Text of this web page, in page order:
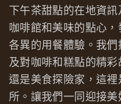
下午茶甜點的在地資
咖啡館和美味的點心
各異的用餐體驗。我
及對咖啡和糕點的精
還是美食探險家，這
所。讓我們一同迎接美